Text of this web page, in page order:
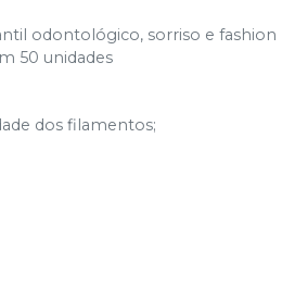
odontológico, sorriso e fashion
50 unidades
dos filamentos;